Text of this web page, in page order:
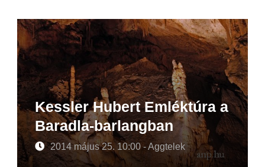
Kessler Hubert Emléktúra a
Baradla-barlangban
2014 május 25. 10:00 - Aggtelek